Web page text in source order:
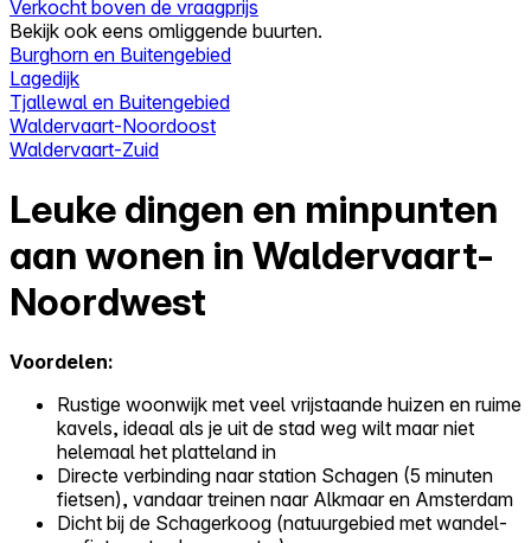
Verkocht boven de vraagprijs
Bekijk ook eens omliggende buurten.
Burghorn en Buitengebied
Lagedijk
Tjallewal en Buitengebied
Waldervaart-Noordoost
Waldervaart-Zuid
Leuke dingen en minpunten
aan wonen in Waldervaart-
Noordwest
Voordelen:
Rustige woonwijk met veel vrijstaande huizen en ruime
kavels, ideaal als je uit de stad weg wilt maar niet
helemaal het platteland in
Directe verbinding naar station Schagen (5 minuten
fietsen), vandaar treinen naar Alkmaar en Amsterdam
Dicht bij de Schagerkoog (natuurgebied met wandel-